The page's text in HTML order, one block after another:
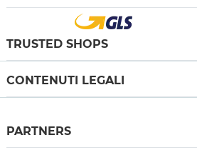
TRUSTED SHOPS
CONTENUTI LEGALI
PARTNERS